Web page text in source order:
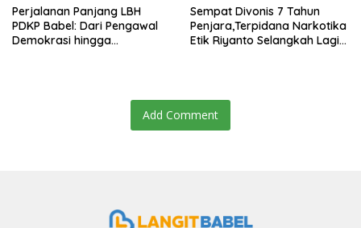
Perjalanan Panjang LBH
PDKP Babel: Dari Pengawal
Demokrasi hingga
Sempat Divonis 7 Tahun
Penjara,Terpidana Narkotika
Etik Riyanto Selangkah Lagi
Add Comment